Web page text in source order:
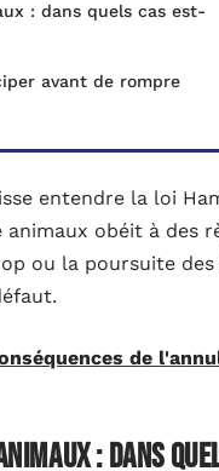
: dans quels cas est-
avant de rompre
entendre la loi
animaux obéit à des
ou la poursuite
de
: dans